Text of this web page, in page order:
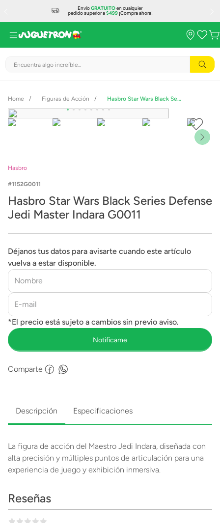
EnvíoGRATUITOen cualquier
pedido superior a$499¡Compra ahora!
Encuentra algo increíble...
Figuras de Acción Hasbro Star Wars Black Series Defense Jedi Master Indara G0011
Hasbro
1152G0011
Hasbro Star Wars Black Series Defense
Jedi Master Indara G0011
Déjanos tus datos para avisarte cuando este artículo
vuelva a estar disponible.
Comparte
Descripción Especificaciones
La figura de acción del Maestro Jedi Indara, diseñada con
alta precisión y múltiples puntos de articulación para una
experiencia de juego y exhibición inmersiva.
Reseñas